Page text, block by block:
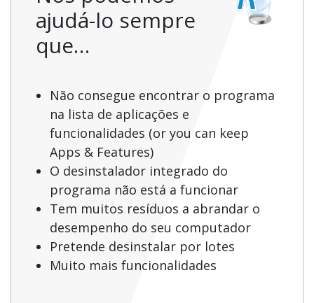
ajudá-lo sempre
que…
Não consegue encontrar o programa
na lista de aplicações e
funcionalidades (or you can keep
Apps & Features)
O desinstalador integrado do
programa não está a funcionar
Tem muitos resíduos a abrandar o
desempenho do seu computador
Pretende desinstalar por lotes
Muito mais funcionalidades